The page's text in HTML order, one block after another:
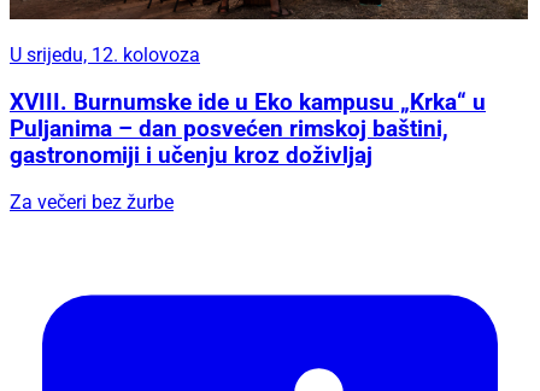
U srijedu, 12. kolovoza
XVIII. Burnumske ide u Eko kampusu „Krka“ u
Puljanima – dan posvećen rimskoj baštini,
gastronomiji i učenju kroz doživljaj
Za večeri bez žurbe